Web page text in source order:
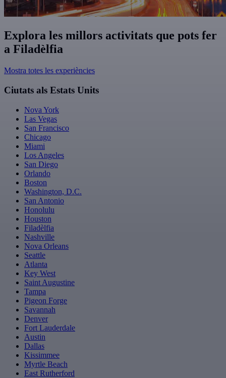
Explora les millors activitats que pots fer
a Filadèlfia
Mostra totes les experiències
Ciutats als Estats Units
Nova York
Las Vegas
San Francisco
Chicago
Miami
Los Angeles
San Diego
Orlando
Boston
Washington, D.C.
San Antonio
Honolulu
Houston
Filadèlfia
Nashville
Nova Orleans
Seattle
Atlanta
Key West
Saint Augustine
Tampa
Pigeon Forge
Savannah
Denver
Fort Lauderdale
Austin
Dallas
Kissimmee
Myrtle Beach
East Rutherford